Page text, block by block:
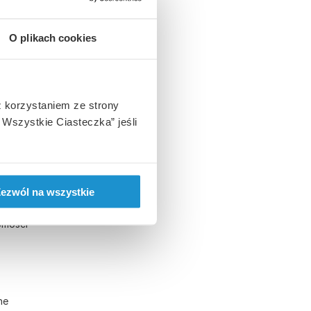
O plikach cookies
korzystaniem ze strony
Ciasteczka” jeśli
na wszystkie